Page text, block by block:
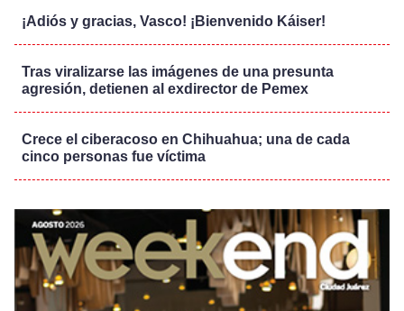
¡Adiós y gracias, Vasco! ¡Bienvenido Káiser!
Tras viralizarse las imágenes de una presunta
agresión, detienen al exdirector de Pemex
Crece el ciberacoso en Chihuahua; una de cada
cinco personas fue víctima